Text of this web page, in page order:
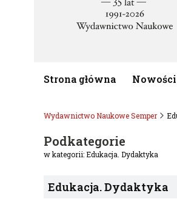
Strona główna Nowości
Wydawnictwo Naukowe Semper
Podkategorie
w kategorii: Edukacja. Dydaktyka
Edukacja. Dydaktyka